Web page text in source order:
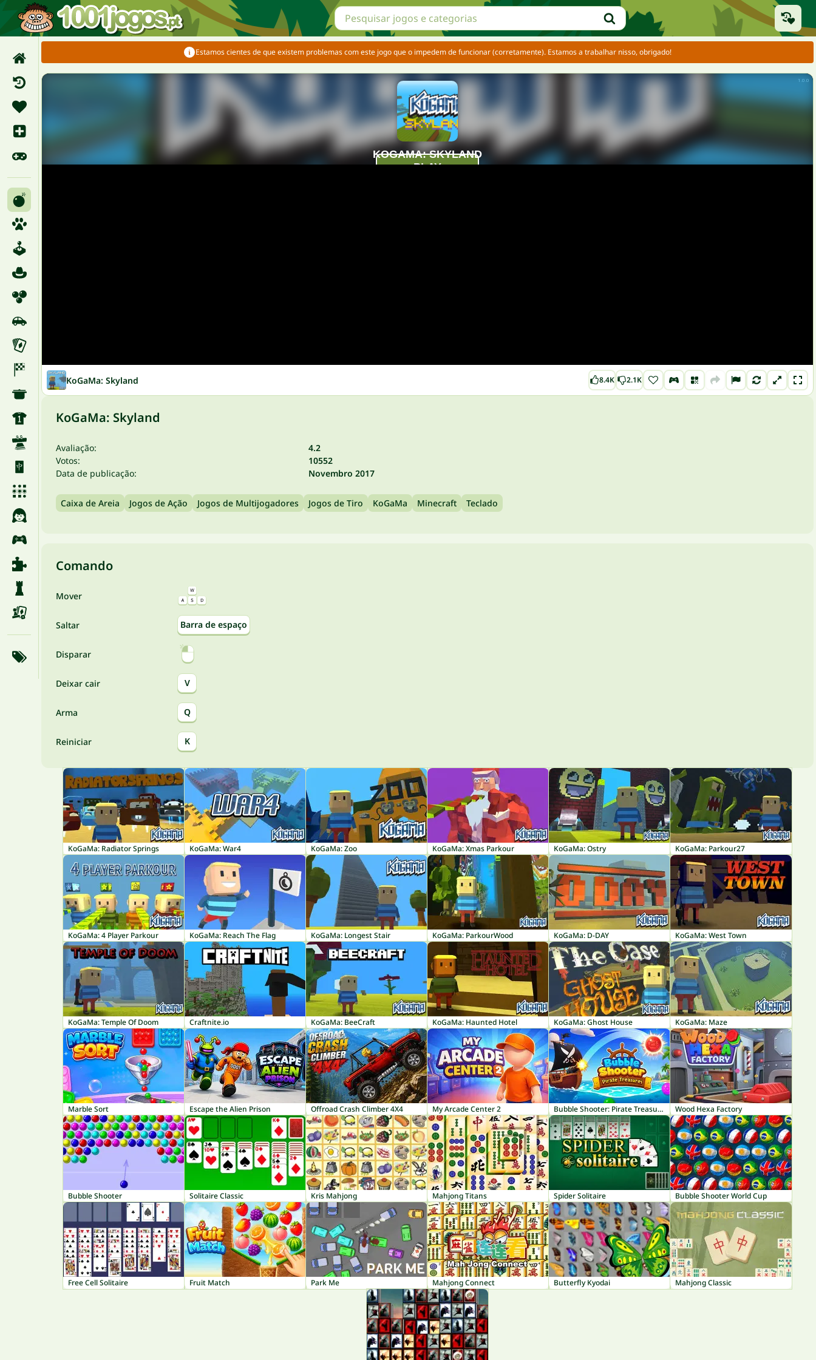
Estamos cientes de que existem problemas com este jogo que o impedem de funcionar (corretamente). Estamos a trabalhar nisso, obrigado!
KoGaMa: Skyland 8.4K 2.1K
KoGaMa: Skyland
Avaliação:
4.2
Votos:
10552
Data de publicação:
Novembro 2017
Caixa de Areia Jogos de Ação Jogos de Multijogadores Jogos de Tiro KoGaMa Minecraft Teclado
Comando
Mover
Saltar Barra de espaço
Disparar
Deixar cair V
Arma Q
Reiniciar K
KoGaMa: Radiator Springs KoGaMa: War4 KoGaMa: Zoo KoGaMa: Xmas Parkour KoGaMa: Ostry KoGaMa: Parkour27
KoGaMa: 4 Player Parkour KoGaMa: Reach The Flag KoGaMa: Longest Stair KoGaMa: ParkourWood KoGaMa: D-DAY KoGaMa: West Town
KoGaMa: Temple Of Doom Craftnite.io KoGaMa: BeeCraft KoGaMa: Haunted Hotel KoGaMa: Ghost House KoGaMa: Maze
Marble Sort Escape the Alien Prison Offroad Crash Climber 4X4 My Arcade Center 2 Bubble Shooter: Pirate Treasures Wood Hexa Factory
Bubble Shooter Solitaire Classic Kris Mahjong Mahjong Titans Spider Solitaire Bubble Shooter World Cup
Free Cell Solitaire Fruit Match Park Me Mahjong Connect Butterfly Kyodai Mahjong Classic